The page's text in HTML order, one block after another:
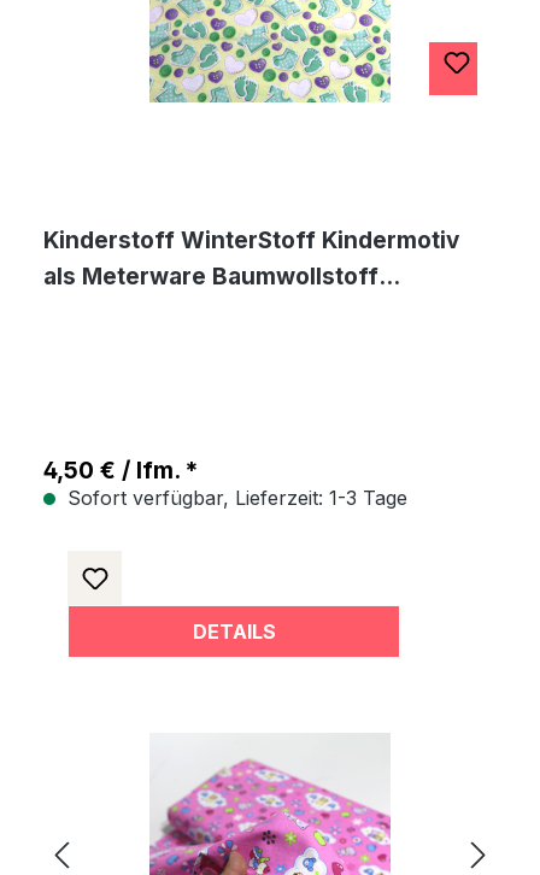
Kinderstoff WinterStoff Kindermotiv
als Meterware Baumwollstoff
4,50 € / lfm. *
Sofort verfügbar, Lieferzeit: 1-3 Tage
DETAILS